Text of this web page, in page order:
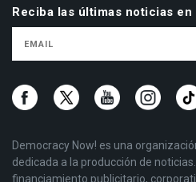
Reciba las últimas noticias
Democracy Now! es una
dedicada a la producción de
financiamiento publicitario,